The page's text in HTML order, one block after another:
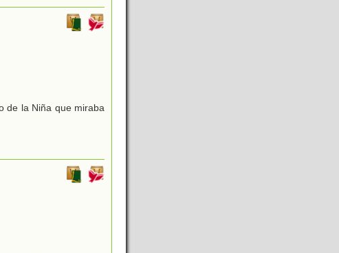
de la Niña que miraba